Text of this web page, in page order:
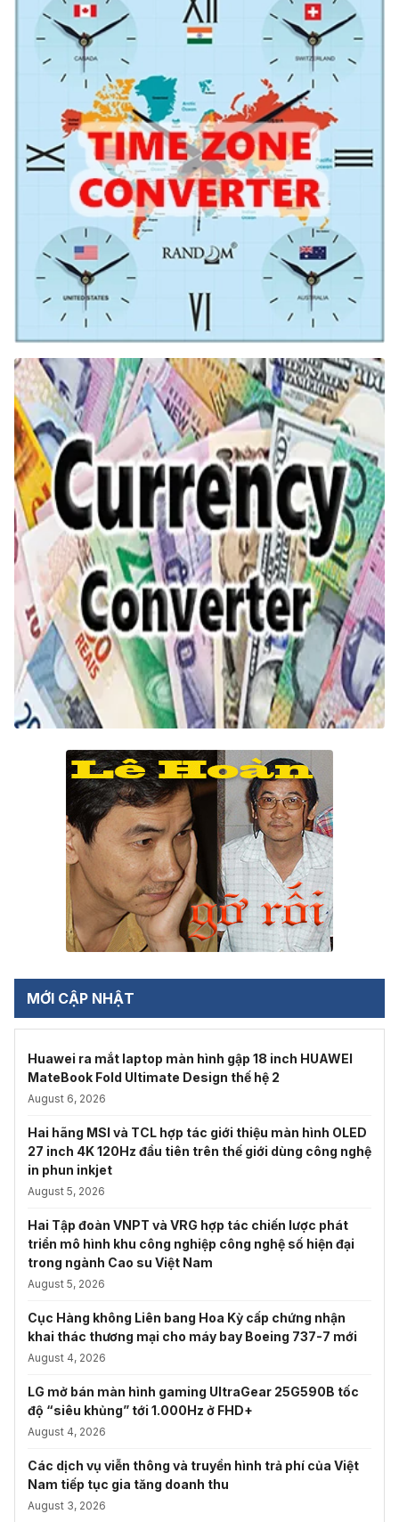
MỚI CẬP NHẬT
Huawei ra mắt laptop màn hình gập 18 inch HUAWEI
MateBook Fold Ultimate Design thế hệ 2
August 6, 2026
Hai hãng MSI và TCL hợp tác giới thiệu màn hình OLED
27 inch 4K 120Hz đầu tiên trên thế giới dùng công nghệ
in phun inkjet
August 5, 2026
Hai Tập đoàn VNPT và VRG hợp tác chiến lược phát
triển mô hình khu công nghiệp công nghệ số hiện đại
trong ngành Cao su Việt Nam
August 5, 2026
Cục Hàng không Liên bang Hoa Kỳ cấp chứng nhận
khai thác thương mại cho máy bay Boeing 737-7 mới
August 4, 2026
LG mở bán màn hình gaming UltraGear 25G590B tốc
độ “siêu khủng” tới 1.000Hz ở FHD+
August 4, 2026
Các dịch vụ viễn thông và truyền hình trả phí của Việt
Nam tiếp tục gia tăng doanh thu
August 3, 2026